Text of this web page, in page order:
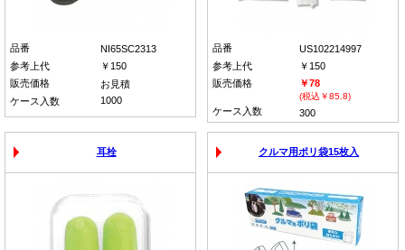
品番
NI65SC2313
参考上代
￥150
販売価格
お見積
ケース入数
1000
品番
US102214997
参考上代
￥150
販売価格
￥78
(税込￥85.8)
ケース入数 300
耳栓 クルマ用ポリ袋15枚入